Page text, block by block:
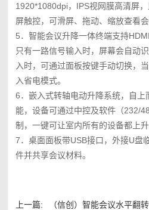
1920*1080dpi，IPS视网膜高清屏
屏触控，可滑屏、拖动、缩放查看会
5．智能会议升降一体终端支持
只有一路信号输入时，屏幕会自动
入时，可通过面板按键手动切换，
入省电模式。
6．嵌入式转轴电动升降系统，自上
能，设备可通过中控及软件（232/
制，一键可让室内所有的设备都上升
7．桌面面板带USB接口，外接U盘
件并共享会议材料。
上一篇:
（信创）智能会议水平翻